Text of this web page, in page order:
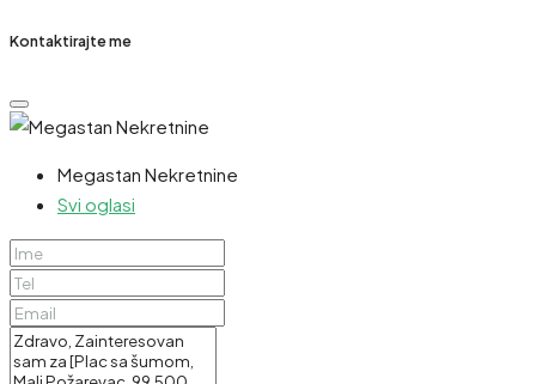
Kontaktirajte me
Megastan Nekretnine
Svi oglasi